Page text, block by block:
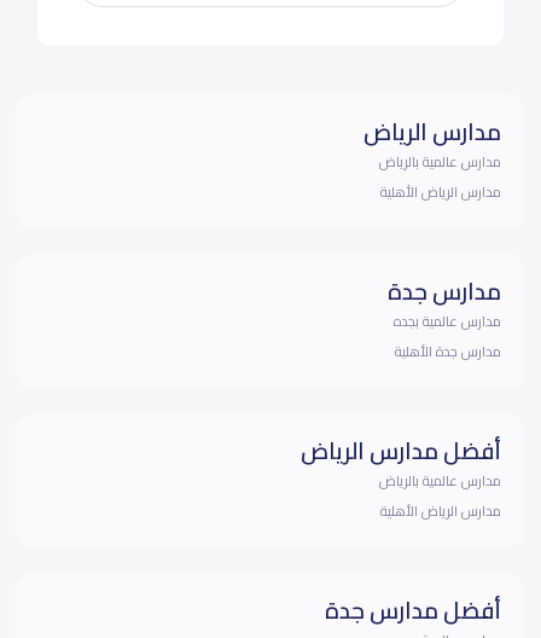
مدارس الرياض
مدارس عالمية بالرياض
مدارس الرياض الأهلية
مدارس جدة
مدارس عالمية بجده
مدارس جدة الأهلية
أفضل مدارس الرياض
مدارس عالمية بالرياض
مدارس الرياض الأهلية
أفضل مدارس جدة